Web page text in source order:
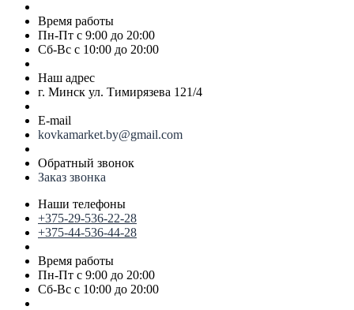
Время работы
Пн-Пт с 9:00 до 20:00
Сб-Вс с 10:00 до 20:00
Наш адрес
г. Минск ул. Тимирязева 121/4
E-mail
kovkamarket.by@gmail.com
Обратный звонок
Заказ звонка
Наши телефоны
+375-29-536-22-28
+375-44-536-44-28
Время работы
Пн-Пт с 9:00 до 20:00
Сб-Вс с 10:00 до 20:00